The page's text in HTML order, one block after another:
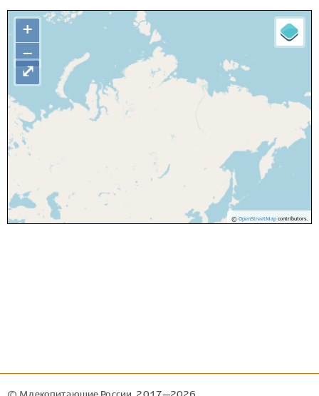
+
−
© OpenStreetMapcontributors.
⤢